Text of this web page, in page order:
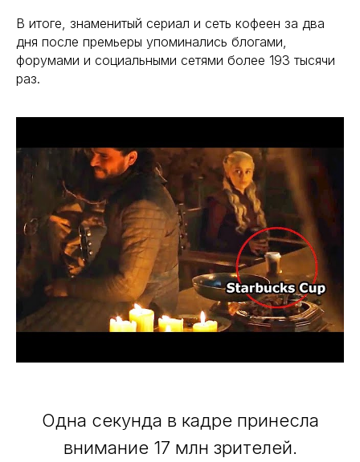
В итоге, знаменитый сериал и сеть кофеен за два
дня после премьеры упоминались блогами,
форумами и социальными сетями более 193 тысячи
раз.
Одна секунда в кадре принесла
внимание 17 млн зрителей.